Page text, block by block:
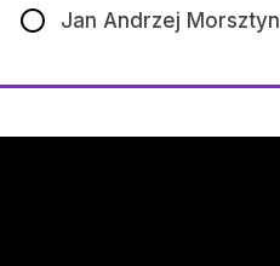
Jan Andrzej Morsztyn